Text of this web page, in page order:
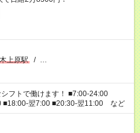
上原駅 / …
フトで働けます！ ■7:00-24:00
■18:00-翌7:00 ■20:30-翌11:00 など